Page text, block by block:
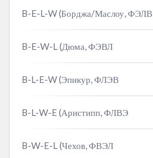
B-E-L-W (Борджа/Маслоу, ФЭЛВ
B-E-W-L (Дюма, ФЭВЛ
B-L-E-W (Эпикур, ФЛЭВ
B-L-W-E (Аристипп, ФЛВЭ
B-W-E-L (Чехов, ФВЭЛ